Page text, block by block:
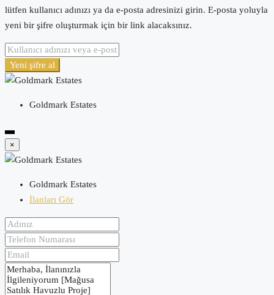
lütfen kullanıcı adınızı ya da e-posta adresinizi girin. E-posta yoluyla
yeni bir şifre oluşturmak için bir link alacaksınız.
Yeni şifre al
Goldmark Estates
×
Goldmark Estates
İlanları Gör